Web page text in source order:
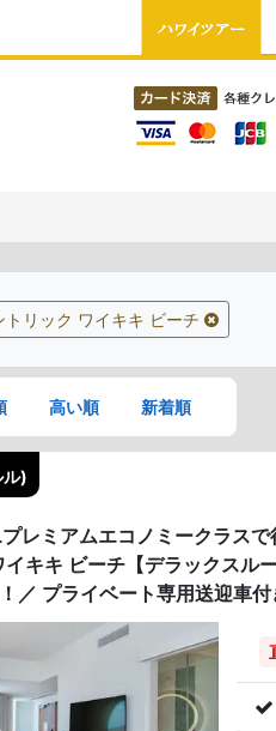
リック ワイキキ ビーチ
高い順 新着順
ル)
レミアムエコノミークラス
キキ ビーチ【デラックスル
／ プライベート専用送迎車